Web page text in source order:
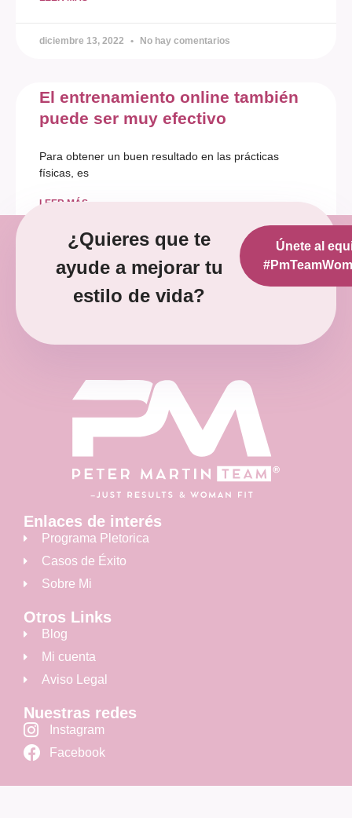
diciembre 13, 2022 No hay comentarios
El entrenamiento online también
puede ser muy efectivo
Para obtener un buen resultado en las prácticas
físicas, es
LEER MÁS »
diciembre 12, 2022 No hay comentarios
¿Quieres que te
ayude a mejorar tu
estilo de vida?
Únete al
Enlaces de interés
Programa Pletorica
Casos de Éxito
Sobre Mi
Otros Links
Blog
Mi cuenta
Aviso Legal
Nuestras redes
Instagram
Facebook